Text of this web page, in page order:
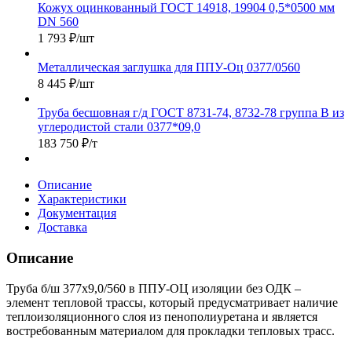
Кожух оцинкованный ГОСТ 14918, 19904 0,5*0500 мм
DN 560
1 793 ₽/шт
Металлическая заглушка для ППУ-Оц 0377/0560
8 445 ₽/шт
Труба бесшовная г/д ГОСТ 8731-74, 8732-78 группа В из
углеродистой стали 0377*09,0
183 750 ₽/т
Описание
Характеристики
Документация
Доставка
Описание
Труба б/ш 377х9,0/560 в ППУ-ОЦ изоляции без ОДК –
элемент тепловой трассы, который предусматривает наличие
теплоизоляционного слоя из пенополиуретана и является
востребованным материалом для прокладки тепловых трасс.